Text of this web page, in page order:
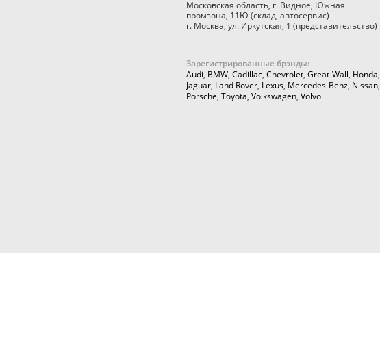
Московская область, г. Видное, Южная
промзона, 11Ю (склад, автосервис)
г. Москва, ул. Иркутская, 1 (представительство)
Зарегистрированные брэнды:
Audi, BMW, Cadillac, Chevrolet, Great-Wall, Honda,
Jaguar, Land Rover, Lexus, Mercedes-Benz, Nissan,
Porsche, Toyota, Volkswagen, Volvo